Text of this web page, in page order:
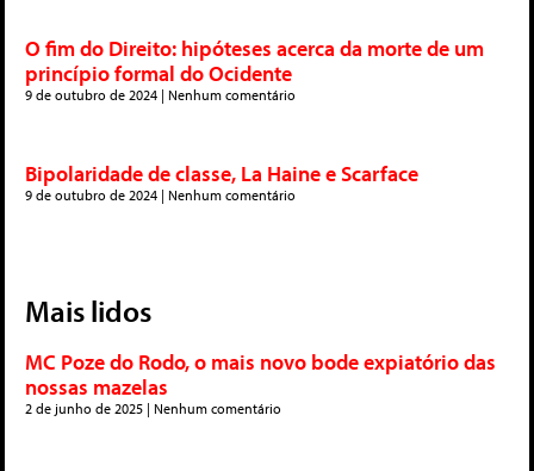
O fim do Direito: hipóteses acerca da morte de um
princípio formal do Ocidente
9 de outubro de 2024 Nenhum comentário
Bipolaridade de classe, La Haine e Scarface
9 de outubro de 2024 Nenhum comentário
Mais lidos
MC Poze do Rodo, o mais novo bode expiatório das
nossas mazelas
2 de junho de 2025 Nenhum comentário